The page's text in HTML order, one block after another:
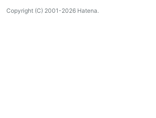
Copyright (C) 2001-2026 Hatena.